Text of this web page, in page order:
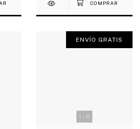
1 / 6
ENVÍO GRATIS